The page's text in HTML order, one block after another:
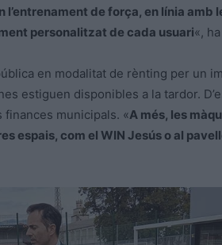
de força, en línia amb
personalitzat de cada usuari«,
en modalitat de rènting per un
estiguen disponibles a la tardor.
finances municipals. «A més, les
espais, com el WIN Jesús o al